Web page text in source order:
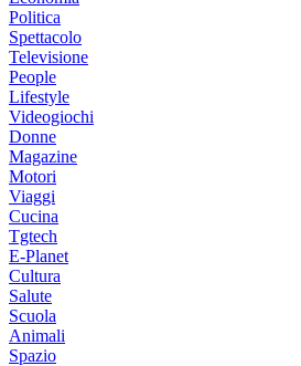
Politica
Spettacolo
Televisione
People
Lifestyle
Videogiochi
Donne
Magazine
Motori
Viaggi
Cucina
Tgtech
E-Planet
Cultura
Salute
Scuola
Animali
Spazio